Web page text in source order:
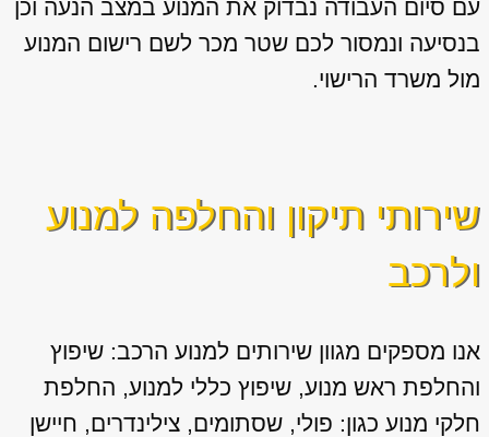
עם סיום העבודה נבדוק את המנוע במצב הנעה וכן
בנסיעה ונמסור לכם שטר מכר לשם רישום המנוע
מול משרד הרישוי.
שירותי תיקון והחלפה למנוע
ולרכב
אנו מספקים מגוון שירותים למנוע הרכב: שיפוץ
והחלפת ראש מנוע, שיפוץ כללי למנוע, החלפת
חלקי מנוע כגון: פולי, שסתומים, צילינדרים, חיישן